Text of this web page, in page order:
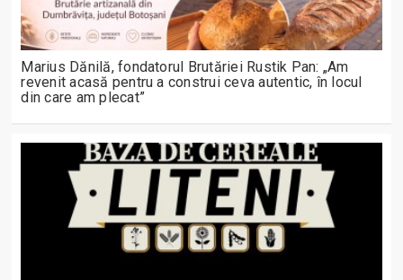
Marius Dănilă, fondatorul Brutăriei Rustik Pan: „Am
revenit acasă pentru a construi ceva autentic, în locul
din care am plecat”